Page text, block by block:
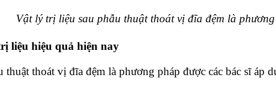
Vật lý trị liệu sau phẫu thuật thoát vị đĩa đệm là
liệu hiệu quả hiện nay
thuật thoát vị đĩa đệm là phương pháp được các bác sĩ